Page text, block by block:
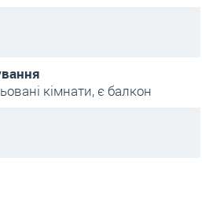
кімнати, є балкон